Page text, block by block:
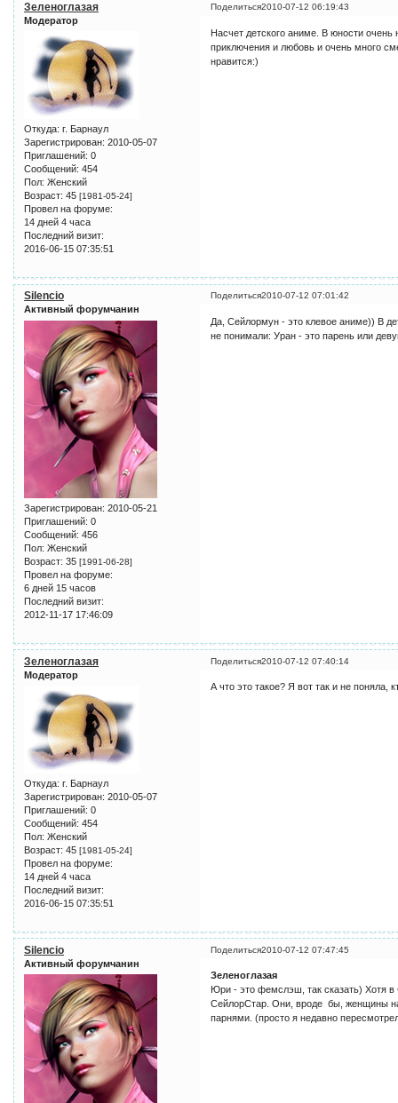
Поделиться2010-07-12 06:19:43
Зеленоглазая
Модератор
Откуда: г. Барнаул
Зарегистрирован: 2010-05-07
Приглашений: 0
Сообщений: 454
Пол: Женский
Возраст: 45 [1981-05-24]
Провел на форуме:
14 дней 4 часа
Последний визит:
2016-06-15 07:35:51
Насчет детского аниме. В юности
приключения и любовь и очень много
нравится:)
Поделиться2010-07-12 07:01:42
Silencio
Активный форумчанин
Зарегистрирован: 2010-05-21
Приглашений: 0
Сообщений: 456
Пол: Женский
Возраст: 35 [1991-06-28]
Провел на форуме:
6 дней 15 часов
Последний визит:
2012-11-17 17:46:09
Да, Сейлормун - это клевое аниме)) В
не понимали: Уран - это парень или
Поделиться2010-07-12 07:40:14
Зеленоглазая
Модератор
Откуда: г. Барнаул
Зарегистрирован: 2010-05-07
Приглашений: 0
Сообщений: 454
Пол: Женский
Возраст: 45 [1981-05-24]
Провел на форуме:
14 дней 4 часа
Последний визит:
2016-06-15 07:35:51
А что это такое? Я вот так и не
Поделиться2010-07-12 07:47:45
Silencio
Активный форумчанин
Зеленоглазая
Юри - это фемслэш, так сказать) Хотя
СейлорСтар. Они, вроде бы, женщины на
парнями. (просто я недавно